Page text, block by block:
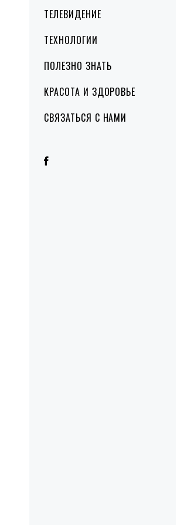
ТЕЛЕВИДЕНИЕ
ТЕХНОЛОГИИ
ПОЛЕЗНО ЗНАТЬ
КРАСОТА И ЗДОРОВЬЕ
СВЯЗАТЬСЯ С НАМИ